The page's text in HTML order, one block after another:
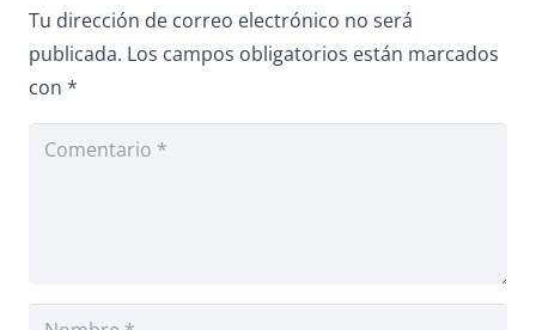
Tu dirección de correo electrónico no será
publicada. Los campos obligatorios están marcados
con *